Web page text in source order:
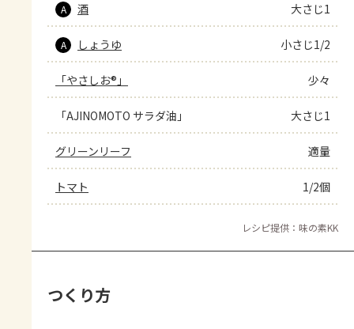
A 酒 大さじ1
A しょうゆ 小さじ1/2
「やさしお®」 少々
「AJINOMOTO サラダ油」 大さじ1
グリーンリーフ 適量
トマト 1/2個
レシピ提供：味の素KK
つくり方